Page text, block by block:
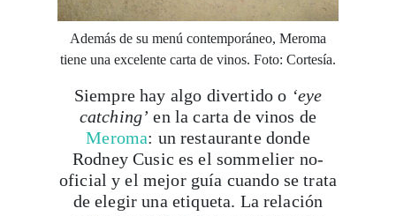
tiene una excelente carta de vinos. Foto: Cortesía.
Siempre hay algo divertido o‘eye
Meroma: un restaurante donde
Rodney Cusic es el sommelier no-
oficial y el mejor guía cuando se trata
de elegir una etiqueta. La relación
entre la calidad de los vinos y sus
precios también es encomiable.